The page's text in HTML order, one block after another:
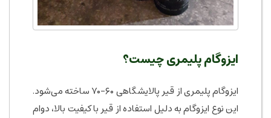
ایزوگام پلیمری چیست؟
ایزوگام پلیمری از قیر پالایشگاهی ۶۰-۷۰ ساخته می‌شود.
این نوع ایزوگام به دلیل استفاده از قیر با کیفیت بالا، دوام